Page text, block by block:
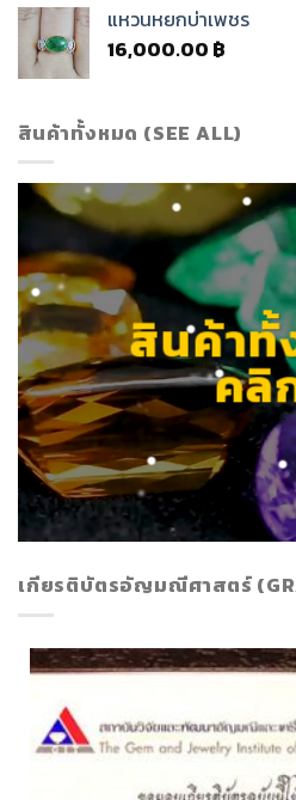
แหวนหยกบ่าเพชร
16,000.00 ฿
สินค้าทั้งหมด (SEE ALL)
สินค้า
คลิ
เกียรติบัตรอัญมณีศาสตร์